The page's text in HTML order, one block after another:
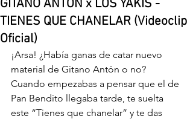
GITANO ANTÓN x LOS YAKIS -
TIENES QUE CHANELAR (Videoclip
Oficial)
¡Arsa! ¿Había ganas de catar nuevo
material de Gitano Antón o no?
Cuando empezabas a pensar que el de
Pan Bendito llegaba tarde, te suelta
este “Tienes que chanelar” y te das